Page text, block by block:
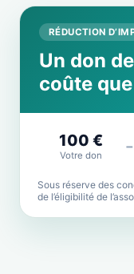
RÉDUCTION
Un don
coûte
100 €
Votre don
−
Sous réserve des
de l’éligibilité de